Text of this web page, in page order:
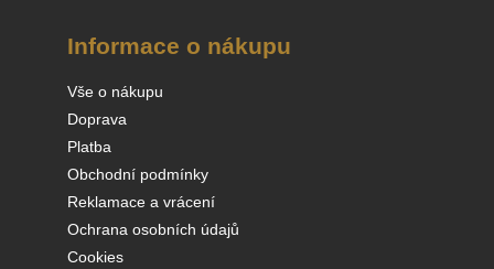
Informace o nákupu
Vše o nákupu
Doprava
Platba
Obchodní podmínky
Reklamace a vrácení
Ochrana osobních údajů
Cookies